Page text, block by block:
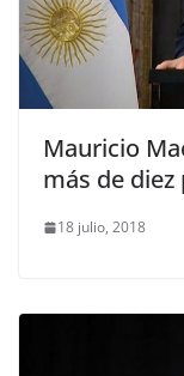
Mauricio
más de diez
18 julio, 2018